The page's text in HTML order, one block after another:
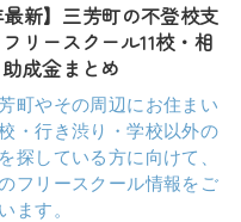
最新】三芳町の不登校支
リースクール11校・相
成金まとめ
町やその周辺にお住まい
・行き渋り・学校以外の
探している方に向けて、
フリースクール情報をご
ます。